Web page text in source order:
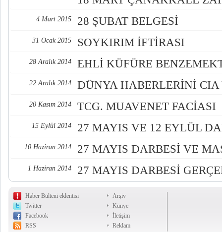
4 Mart 2015 28 ŞUBAT BELGESİ
31 Ocak 2015 SOYKIRIM İFTİRASI
28 Aralık 2014 EHLİ KÜFÜRE
22 Aralık 2014 DÜNYA HABERLERİNİ
20 Kasım 2014 TCG. MUAVENET FACİASI
15 Eylül 2014 27 MAYIS VE 12 EYLÜL
10 Haziran 2014 27 MAYIS DARBESİ VE
1 Haziran 2014 27 MAYIS DARBESİ
Haber Bülteni eklentisi
Twitter
Facebook
RSS
Arşiv
Künye
İletişim
Reklam